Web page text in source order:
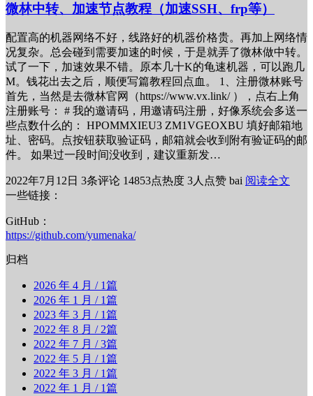
微林中转、加速节点教程（加速SSH、frp等）
配置高的机器网络不好，线路好的机器价格贵。再加上网络情
况复杂。总会碰到需要加速的时候，于是就弄了微林做中转。
试了一下，加速效果不错。原本几十K的龟速机器，可以跑几
M。钱花出去之后，顺便写篇教程回点血。 1、注册微林账号
首先，当然是去微林官网（https://www.vx.link/ ），点右上角
注册账号： # 我的邀请码，用邀请码注册，好像系统会多送一
些点数什么的： HPOMMXIEU3 ZM1VGEOXBU 填好邮箱地
址、密码。点按钮获取验证码，邮箱就会收到附有验证码的邮
件。 如果过一段时间没收到，建议重新发…
2022年7月12日 3条评论 14853点热度 3人点赞 bai 阅读全文
一些链接：
GitHub：
https://github.com/yumenaka/
归档
2026 年 4 月 / 1篇
2026 年 1 月 / 1篇
2023 年 3 月 / 1篇
2022 年 8 月 / 2篇
2022 年 7 月 / 3篇
2022 年 5 月 / 1篇
2022 年 3 月 / 1篇
2022 年 1 月 / 1篇